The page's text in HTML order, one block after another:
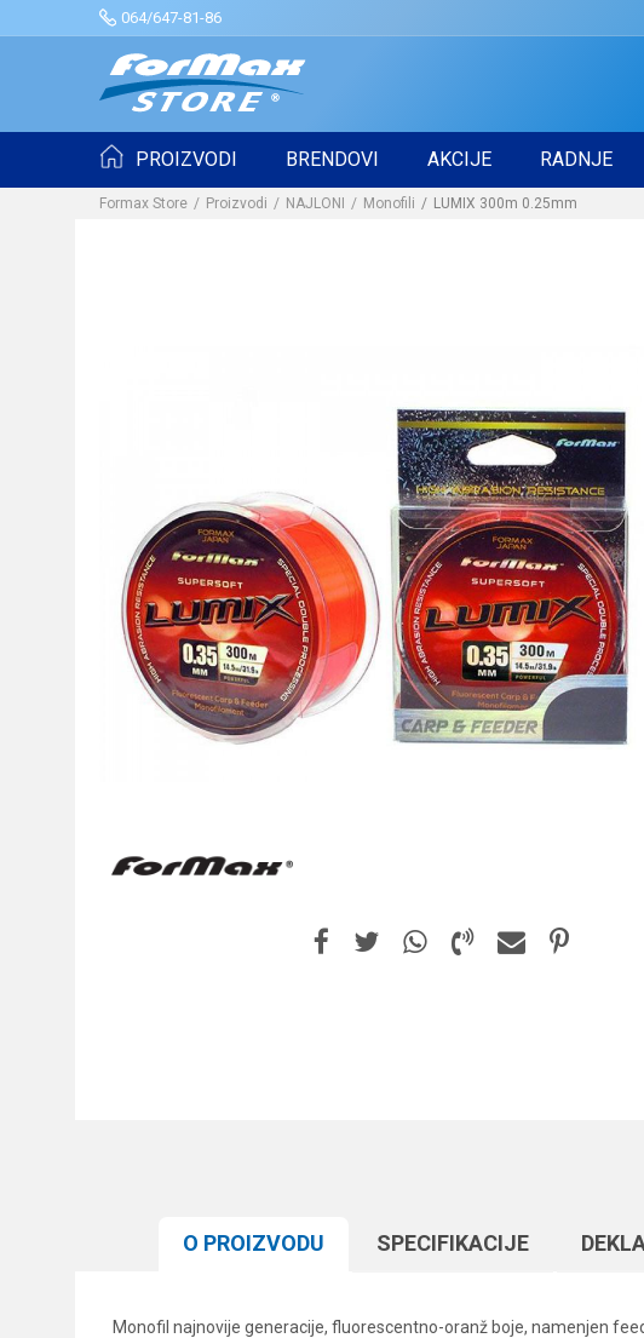
064/647-81-86
PROIZVODI BRENDOVI AKCIJE RADNJE
Formax Store Proizvodi NAJLONI Monofili LUMIX 300m 0.25mm
O PROIZVODU SPECIFIKACIJЕ
Monofil najnovije generacije, fluorescentno-oranž boje, namenjen